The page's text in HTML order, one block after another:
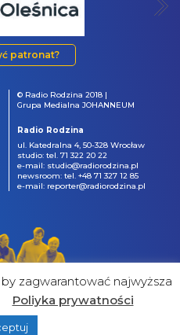
patronat?
© Radio Rodzina 2018 |
Grupa Medialna JOHANNEUM
Radio Rodzina
ul. Katedralna 4, 50-328 Wrocław
studio: tel. 71 322 20 22
e-mail: studio@radiorodzina.pl
newsroom: tel. +48 71 327 12 85
e-mail: reporter@radiorodzina.pl
&
zagwarantować najwyższa
Poliyka prywatności